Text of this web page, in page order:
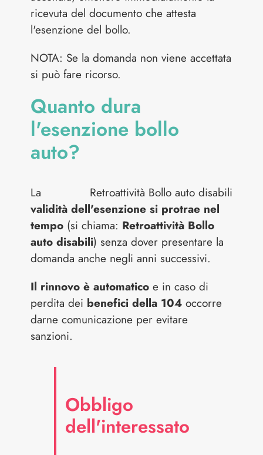
ricevuta del documento che attesta
l'esenzione del bollo.
NOTA: Se la domanda non viene accettata
si può fare ricorso.
Quanto dura
l'esenzione bollo
auto?
Retroattività Bollo auto disabili
La
validità dell'esenzione si protrae nel
tempo (si chiama: Retroattività Bollo
auto disabili) senza dover presentare la
domanda anche negli anni successivi.
Il rinnovo è automatico e in caso di
perdita dei benefici della 104 occorre
darne comunicazione per evitare
sanzioni.
Obbligo
dell'interessato